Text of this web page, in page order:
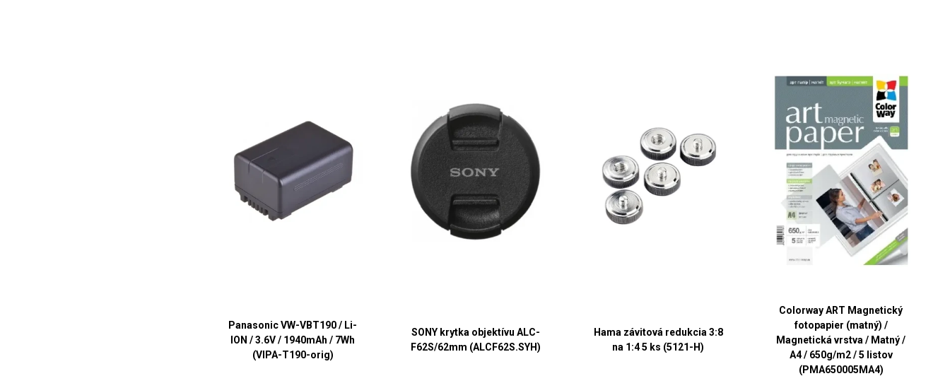
Panasonic VW-VBT190 / Li-
ION / 3.6V / 1940mAh / 7Wh
(VIPA-T190-orig)
SONY krytka objektívu ALC-
F62S/62mm (ALCF62S.SYH)
Hama závitová redukcia 3:8
na 1:4 5 ks (5121-H)
Colorway ART Magnetický
fotopapier (matný) /
Magnetická vrstva / Matný /
A4 / 650g/m2 / 5 listov
(PMA650005MA4)